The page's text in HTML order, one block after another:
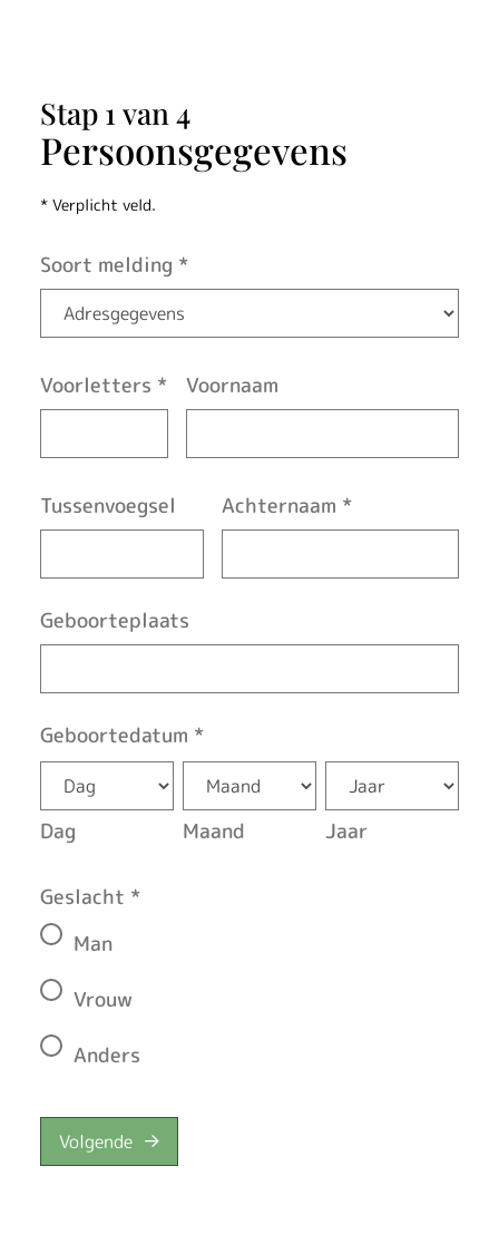
W
i
j
z
i
g
i
n
g
d
o
o
r
g
e
v
e
n
Stap 1 van 4
Persoonsgegevens
* Verplicht veld.
Soort melding *
Voorletters * Voornaam
Tussenvoegsel Achternaam *
Geboorteplaats
Geboortedatum *
Dag Maand Jaar
Geslacht *
Man
Vrouw
Anders
Volgende